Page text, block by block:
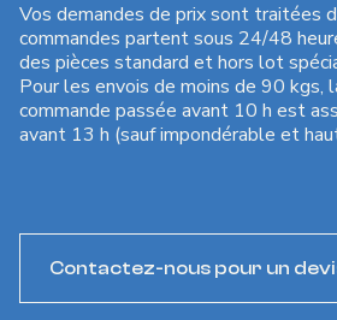
Vos demandes de prix sont traitées
commandes partent sous 24/48
des pièces standard et hors lot
Pour les envois de moins de 90 kgs,
commande passée avant 10 h est
avant 13 h (sauf impondérable et
Contactez-nous pour un